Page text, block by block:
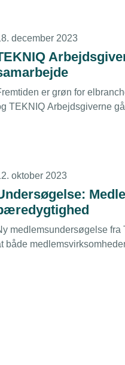
december 2023
er grøn for
TEKNIQ Arbejdsgiverne
oktober 2023
medlemsundersøgelse fra
både